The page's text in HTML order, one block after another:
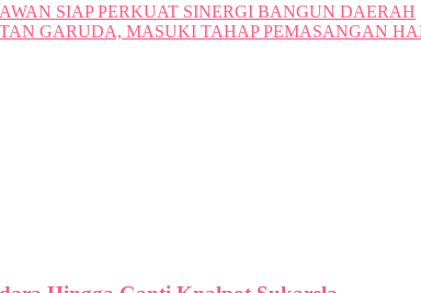
SIAP PERKUAT SINERGI BANGUN DAERAH
GARUDA, MASUKI TAHAP PEMASANGAN